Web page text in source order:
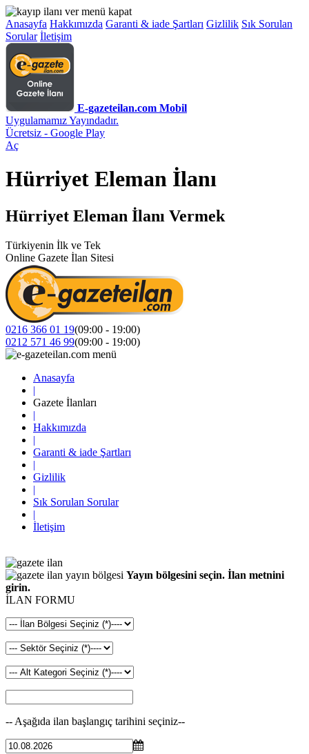
Anasayfa Hakkımızda Garanti & iade Şartları Gizlilik Sık Sorulan
Sorular İletişim
E-gazeteilan.com Mobil
Uygulamamız Yayındadır.
Ücretsiz - Google Play
Aç
Hürriyet Eleman İlanı
Hürriyet Eleman İlanı Vermek
Türkiyenin İlk ve Tek
Online Gazete İlan Sitesi
0216 366 01 19(09:00 - 19:00)
0212 571 46 99(09:00 - 19:00)
Anasayfa
|
Gazete İlanları
|
Hakkımızda
|
Garanti & iade Şartları
|
Gizlilik
|
Sık Sorulan Sorular
|
İletişim
Yayın bölgesini seçin. İlan metnini
girin.
İLAN FORMU
-- Aşağıda ilan başlangıç tarihini seçiniz--